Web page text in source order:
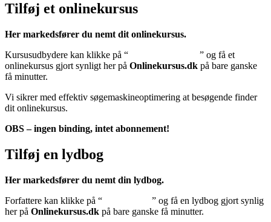
Tilføj et onlinekursus
Her markedsfører du nemt dit onlinekursus.
Kursusudbydere kan klikke på “
” og få et
onlinekursus gjort synligt her på Onlinekursus.dk på bare ganske
få minutter.
Vi sikrer med effektiv søgemaskineoptimering at besøgende finder
dit onlinekursus.
OBS – ingen binding, intet abonnement!
Tilføj en lydbog
Her markedsfører du nemt din lydbog.
Forfattere kan klikke på “
” og få en lydbog gjort synlig
her på Onlinekursus.dk på bare ganske få minutter.